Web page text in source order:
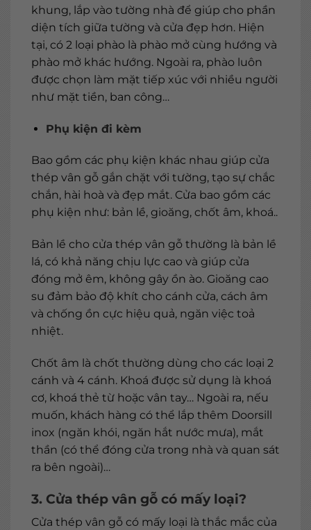
khung, lắp vào tường nhà để giúp cho phần
diện tích giữa tường và cửa đẹp hơn. Hiện
tại, có 2 loại phào là phào mở cùng hướng và
phào mở khác hướng. Ngoài ra, phào luôn
được chọn làm mặt tiếp xúc với nhiều người
như mặt tiền, ban công…
Phụ kiện đi kèm
Bao gồm các phụ kiện khác nhau giúp cửa
thép vân gỗ gắn chặt với tường, tạo sự chắc
chắn, hài hoà và đẹp mắt. Cửa bao gồm các
phụ kiện như: bản lề, gioăng, chốt âm, khoá..
Bản lề cho cửa thép vân gỗ thường là bản lề
lá, có khả năng chịu lực cao và giúp cửa
đóng mở êm, không gây ồn ào. Gioăng cao
su đảm bảo độ khít cho cánh cửa, cách âm
và chống ồn cực hiệu quả, ngăn việc toả
nhiệt.
Chốt âm là chốt thường dùng cho các loại 2
cánh và 4 cánh. Khoá được sử dụng là khoá
cơ, khoá thẻ từ hoặc vân tay… Ngoài ra, nếu
muốn, khách hàng có thể lắp thêm Doorsill
inox (ngăn khói, ngăn hắt nước mưa), mắt
thần (có thể đóng cửa trong nhà và quan sát
ra bên ngoài)…
3. Cửa thép vân gỗ có mấy loại?
Cửa thép vân gỗ có mấy loại là thắc mắc của